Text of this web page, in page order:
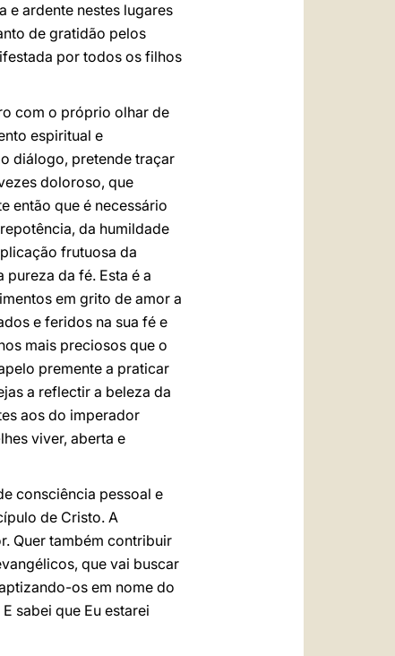
e ardente nestes lugares
de gratidão pelos
por todos os filhos
com o próprio olhar de
espiritual e
diálogo, pretende traçar
doloroso, que
então que é necessário
da humildade
frutuosa da
da fé. Esta é a
em grito de amor a
e feridos na sua fé e
mais preciosos que o
premente a praticar
a reflectir a beleza da
aos do imperador
viver, aberta e
consciência pessoal e
de Cristo. A
Quer também contribuir
que vai buscar
os em nome do
sabei que Eu estarei